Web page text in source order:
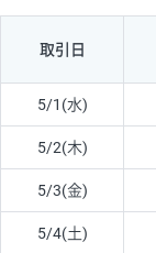
取引日
5/1(水)
5/2(木)
5/3(金)
5/4(土)